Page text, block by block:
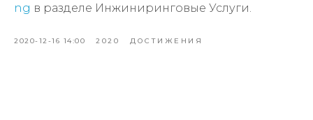
ng в разделе Инжиниринговые Услуги.
2020-12-16 14:00 2020 ДОСТИЖЕНИЯ